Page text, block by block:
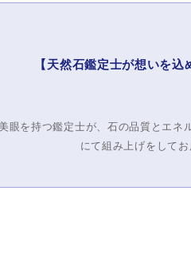
【天然石鑑定士が想いを込
眼を持つ鑑定士が、石の品質とエネ
にて組み上げをしてお